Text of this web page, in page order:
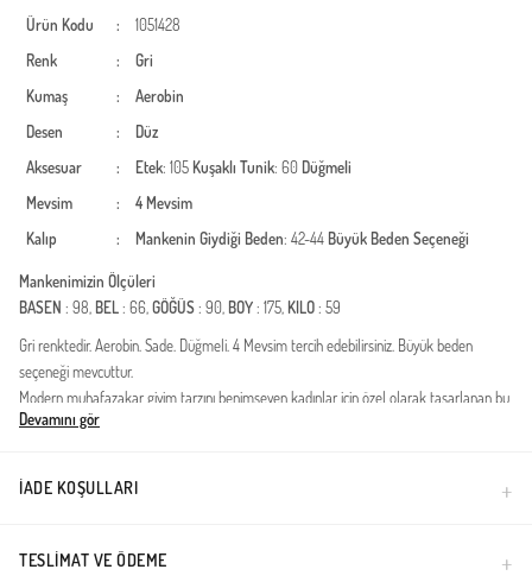
Ürün Kodu :
1051428
Renk
:
Gri
Kumaş
:
Aerobin
Desen
:
Düz
Aksesuar
: Etek: 105 Kuşaklı Tunik: 60 Düğmeli
Mevsim
:
4 Mevsim
Kalıp
: Mankenin Giydiği Beden: 42-44 Büyük Beden Seçeneği
Mankenimizin Ölçüleri
BASEN : 98, BEL: 66,GÖĞÜS: 90, BOY: 175, KILO: 59
Gri renktedir. Aerobin. Sade. Düğmeli. 4 Mevsim tercih edebilirsiniz. Büyük beden
seçeneği mevcuttur.
Modern muhafazakar giyim tarzını benimseyen kadınlar için özel olarak tasarlanan bu
ikili takım, şıklığı ve fonksiyonelliği bir araya getiriyor. Yüksek kaliteli modal dokusu
mevsim kullanıma uygun olan bu özel tasarım, gardırobunuzun en joker parçalarından
biri olmaya adaydır.Kumaş Özelliği: Birinci sınıf modal ve aerobin karışımlı dokusuyla
kısımdaki zarif düğme detayları ve modern kesimi ile hem günlük hem de özel
Devamını gör
İADE KOŞULLARI
TESLIMAT VE ÖDEME